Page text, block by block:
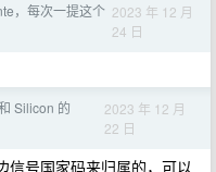
，每次一提这个 2023 年 12 月
24 日
Silicon 的
2023 年 12 月
22 日
信号国家码来归属的，可以